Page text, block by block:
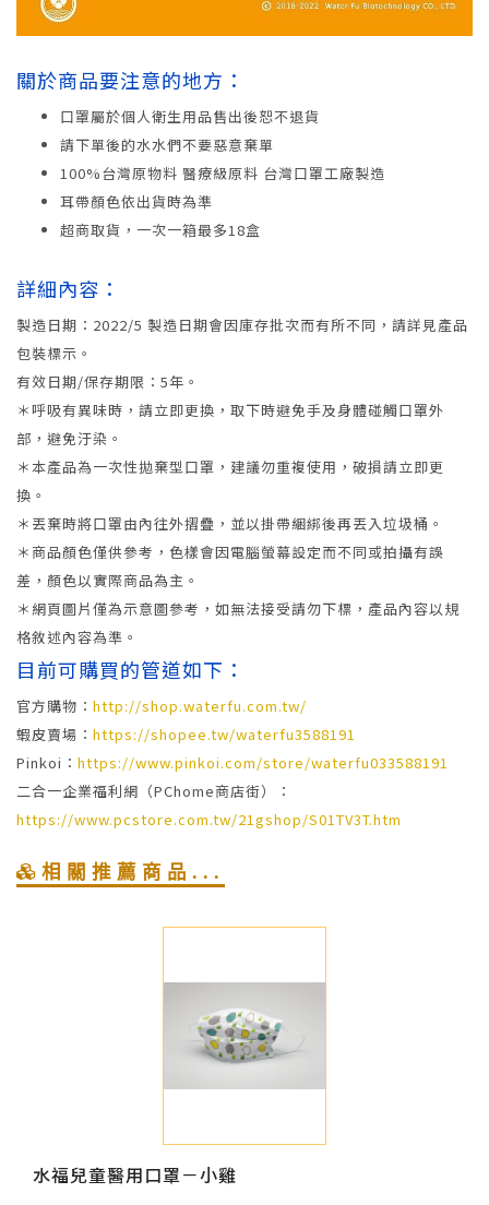
關於商品要注意的地方：
口罩屬於個人衛生用品售出後恕不退貨
請下單後的水水們不要惡意棄單
100%台灣原物料 醫療級原料 台灣口罩工廠製造
耳帶顏色依出貨時為準
超商取貨，一次一箱最多18盒
詳細內容：
製造日期：2022/5 製造日期會因庫存批次而有所不同，請詳見產品
包裝標示。
有效日期/保存期限：5年。
＊呼吸有異味時，請立即更換，取下時避免手及身體碰觸口罩外
部，避免汙染。
＊本產品為一次性拋棄型口罩，建議勿重複使用，破損請立即更
換。
＊丟棄時將口罩由內往外摺疊，並以掛帶綑綁後再丟入垃圾桶。
＊商品顏色僅供參考，色樣會因電腦螢幕設定而不同或拍攝有誤
差，顏色以實際商品為主。
＊網頁圖片僅為示意圖參考，如無法接受請勿下標，產品內容以規
格敘述內容為準。
目前可購買的管道如下：
官方購物： http://shop.waterfu.com.tw/
蝦皮賣場： https://shopee.tw/waterfu3588191
Pinkoi： https://www.pinkoi.com/store/waterfu033588191
二合一企業福利網（PChome商店街）：
https://www.pcstore.com.tw/21gshop/S01TV3T.htm
相關推薦商品...
水福兒童醫用口罩－小雞